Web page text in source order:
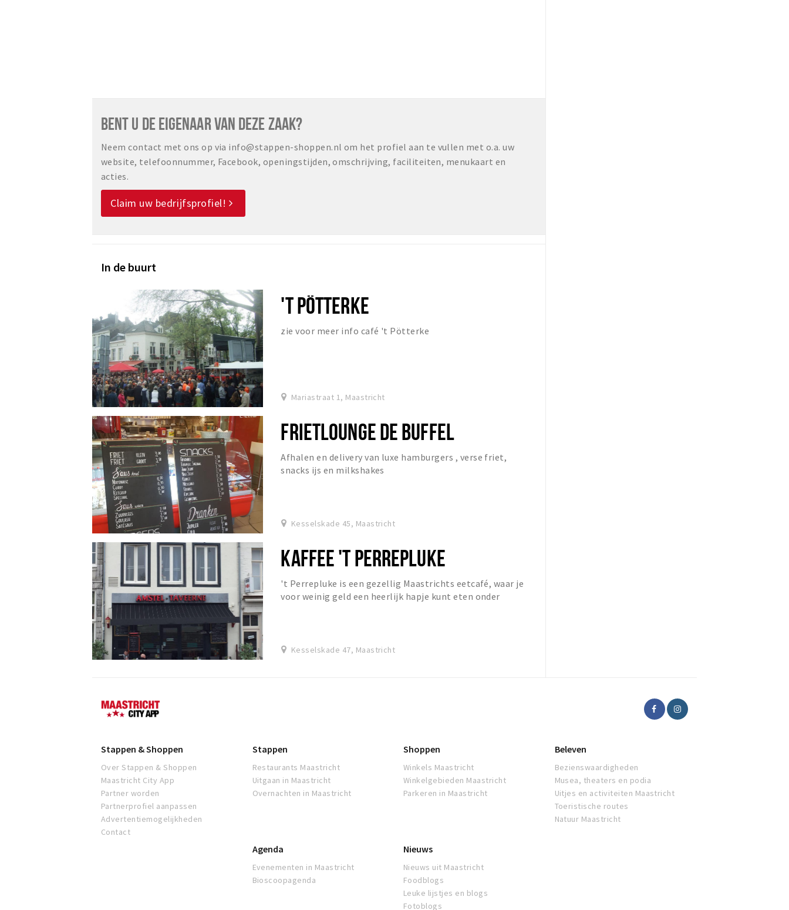
BENT U DE EIGENAAR VAN DEZE ZAAK?
Neem contact met ons op via info@stappen-shoppen.nl om het profiel aan te vullen met o.a. uw
website, telefoonnummer, Facebook, openingstijden, omschrijving, faciliteiten, menukaart en
acties.
Claim uw bedrijfsprofiel!
In de buurt
'T PÖTTERKE
zie voor meer info café 't Pötterke
Mariastraat 1, Maastricht
FRIETLOUNGE DE BUFFEL
Afhalen en delivery van luxe hamburgers , verse friet,
snacks ijs en milkshakes
Kesselskade 45, Maastricht
KAFFEE 'T PERREPLUKE
't Perrepluke is een gezellig Maastrichts eetcafé, waar je
voor weinig geld een heerlijk hapje kunt eten onder
Kesselskade 47, Maastricht
Maastricht
Stappen & Shoppen
Over Stappen & Shoppen
Maastricht City App
Partner worden
Partnerprofiel aanpassen
Advertentiemogelijkheden
Contact
Stappen
Restaurants Maastricht
Uitgaan in Maastricht
Overnachten in Maastricht
Shoppen
Winkels Maastricht
Winkelgebieden Maastricht
Parkeren in Maastricht
Beleven
Bezienswaardigheden
Musea, theaters en podia
Uitjes en activiteiten Maastricht
Toeristische routes
Natuur Maastricht
Agenda
Evenementen in Maastricht
Bioscoopagenda
Nieuws
Nieuws uit Maastricht
Foodblogs
Leuke lijstjes en blogs
Fotoblogs